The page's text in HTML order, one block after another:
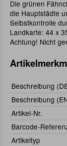
Die grünen
die Hauptstädte
Selbstkontrolle
Landkarte: 44 x
Achtung! Nicht
Beschreibung
Beschreibung
Artikel-Nr.
Barcode-
Artikeltyp